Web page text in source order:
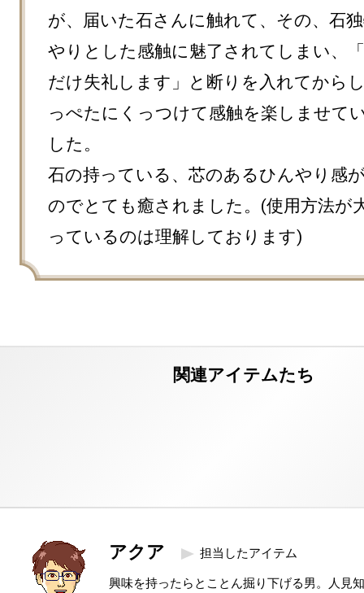
が、届いた石さんに触れて、その、石
やりとした感触に魅了されてしまい、
だけ失礼します」と断りを入れてから
っぺたにくっつけて感触を楽しませて
した。
石の持っている、芯のあるひんやり感
のでとても癒されました。(使用方法が
っているのは理解しております)
アクア 担当したアイテム
興味を持ったらとことん掘り下げる男。人見